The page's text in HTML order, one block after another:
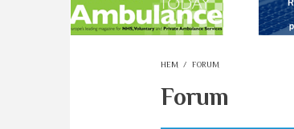
HEM / FORUM
Forum